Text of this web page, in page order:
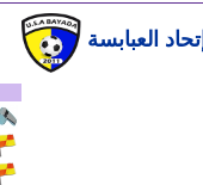
إتحاد العبابسة